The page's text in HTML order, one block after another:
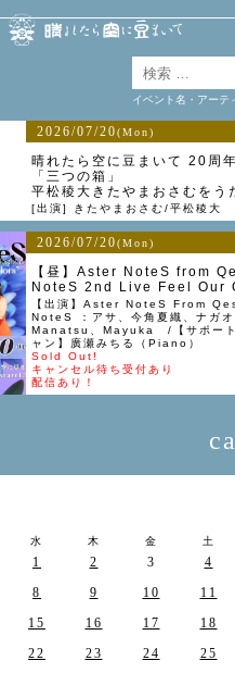
2026/07/20(Mon)
晴れたら空に豆まいて 20周
「三つの箱」
平松稜大きたやまおさむをう
[出演] きたやまおさむ/平松稜大
2026/07/20(Mon)
【昼】Aster NoteS from
NoteS 2nd Live Feel Our
【出演】Aster NoteS From
NoteS ：アサ、今角夏織、ナガオ
Manatsu、Mayuka /【サポート
ャン】廣瀬みちる（Piano）
Sold Out!
キャンセル待ち受付あり
配信あり！
水 木 金 土
1 2 3 4
8 9 10 11
15 16 17 18
22 23 24 25
イベント名・アーテ